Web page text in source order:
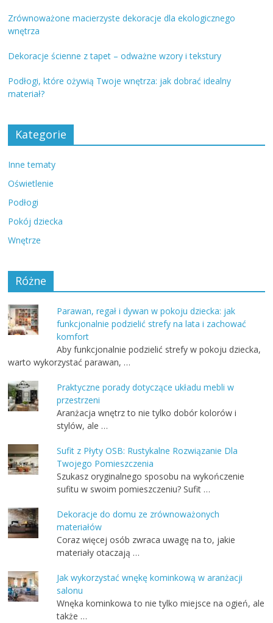
Zrównoważone macierzyste dekoracje dla ekologicznego
wnętrza
Dekoracje ścienne z tapet – odważne wzory i tekstury
Podłogi, które ożywią Twoje wnętrza: jak dobrać idealny
materiał?
Kategorie
Inne tematy
Oświetlenie
Podłogi
Pokój dziecka
Wnętrze
Różne
Parawan, regał i dywan w pokoju dziecka: jak
funkcjonalnie podzielić strefy na lata i zachować
komfort
Aby funkcjonalnie podzielić strefy w pokoju dziecka,
warto wykorzystać parawan, …
Praktyczne porady dotyczące układu mebli w
przestrzeni
Aranżacja wnętrz to nie tylko dobór kolorów i
stylów, ale …
Sufit z Płyty OSB: Rustykalne Rozwiązanie Dla
Twojego Pomieszczenia
Szukasz oryginalnego sposobu na wykończenie
sufitu w swoim pomieszczeniu? Sufit …
Dekoracje do domu ze zrównoważonych
materiałów
Coraz więcej osób zwraca uwagę na to, jakie
materiały otaczają …
Jak wykorzystać wnękę kominkową w aranżacji
salonu
Wnęka kominkowa to nie tylko miejsce na ogień, ale
także …